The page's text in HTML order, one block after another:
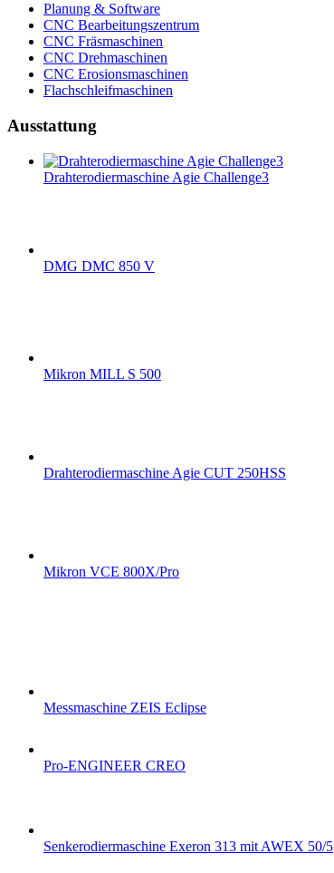
Planung & Software
CNC Bearbeitungszentrum
CNC Fräsmaschinen
CNC Drehmaschinen
CNC Erosionsmaschinen
Flachschleifmaschinen
Ausstattung
Drahterodiermaschine Agie Challenge3
DMG DMC 850 V
Mikron MILL S 500
Drahterodiermaschine Agie CUT 250HSS
Mikron VCE 800X/Pro
Messmaschine ZEIS Eclipse
Pro-ENGINEER CREO
Senkerodiermaschine Exeron 313 mit AWEX 50/5